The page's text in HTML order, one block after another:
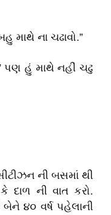
માથે ના ચઢાવો.”
પણ હું માથે નહીં ચઢુ
ની બસમાં થી
દાળ ની વાત કરો.
૪૦ વર્ષ પહેલાની